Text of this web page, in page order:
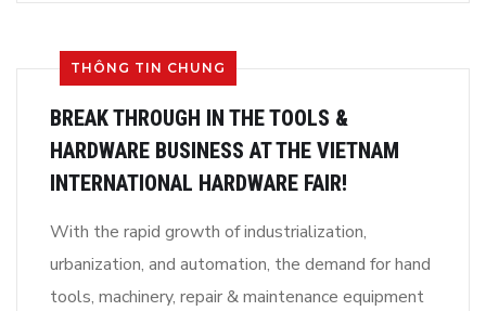
THÔNG TIN CHUNG
BREAK THROUGH IN THE TOOLS &
HARDWARE BUSINESS AT THE VIETNAM
INTERNATIONAL HARDWARE FAIR!
With the rapid growth of industrialization,
urbanization, and automation, the demand for hand
tools, machinery, repair & maintenance equipment